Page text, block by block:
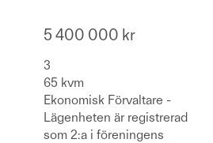
5 400 000 kr
3
65 kvm
Ekonomisk Förvaltare -
Lägenheten är registrerad
som 2:a i föreningens